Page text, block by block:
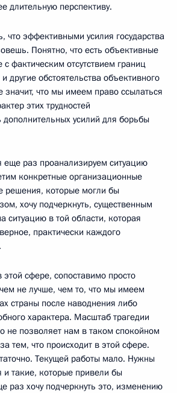
длительную перспективу.
что эффективными усилия государства
Понятно, что есть объективные
фактическим отсутствием границ
другие обстоятельства объективного
значит, что мы имеем право ссылаться
этих трудностей
усилий для борьбы
еще раз проанализируем ситуацию
конкретные организационные
решения, которые могли бы
хочу подчеркнуть, существенным
ситуацию в той области, которая
практически каждого
сфере, сопоставимо просто
не лучше, чем то, что мы имеем
страны после наводнения либо
характера. Масштаб трагедии
не позволяет нам в таком спокойном
тем, что происходит в этой сфере.
Текущей работы мало. Нужны
такие, которые привели бы
раз хочу подчеркнуть это, изменению